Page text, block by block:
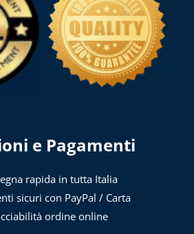
e Pagamenti
rapida in tutta Italia
sicuri con PayPal / Carta
ordine online